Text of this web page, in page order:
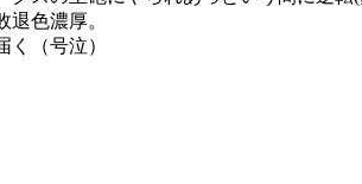
色濃厚。
（号泣）